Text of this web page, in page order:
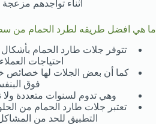
أثناء تواجدهم
ما هي افضل طريقه لطرد الحمام من
تتوفر جلات طارد الحمام
احتياجات
كما أن بعض الجلات لها خصائص
فوق
وهي تدوم لسنوات متعددة ولا
تعتبر جلات طارد الحمام من
التطبيق للحد من